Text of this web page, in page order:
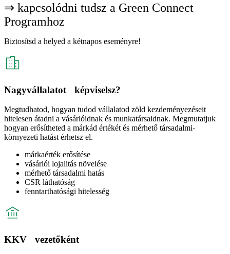
⇒ kapcsolódni tudsz a Green Connect
Programhoz
Biztosítsd a helyed a kétnapos eseményre!
Nagyvállalatot képviselsz?
Megtudhatod, hogyan tudod vállalatod zöld kezdeményezéseit
hitelesen átadni a vásárlóidnak és munkatársaidnak. Megmutatjuk
hogyan erősítheted a márkád értékét és mérhető társadalmi-
környezeti hatást érhetsz el.
márkaérték erősítése
vásárlói lojalitás növelése
mérhető társadalmi hatás
CSR láthatóság
fenntarthatósági hitelesség
KKV vezetőként